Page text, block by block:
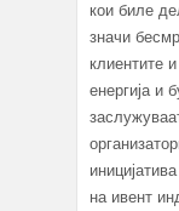
кои биле
значи
клиентите
енергија и
на ивент